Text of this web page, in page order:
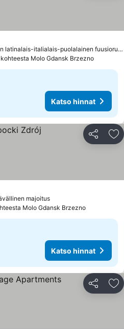
Ainutlaatuinen latinalais-italialais-puolalainen fuusioruoka
kohteesta Molo Gdansk Brzezno
Katso hinnat
Jaa
majoitusKatso hinnat
Molo Gdansk Brzezno
Katso hinnat
Jaa